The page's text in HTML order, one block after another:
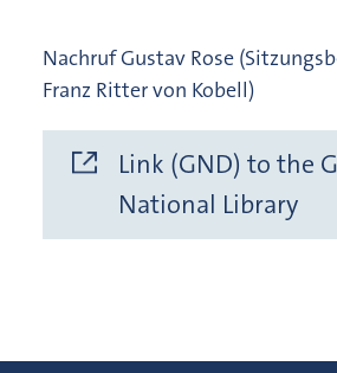
Nachruf Gustav Rose
Franz Ritter von Kobell)
Link (GND) to the
National Library